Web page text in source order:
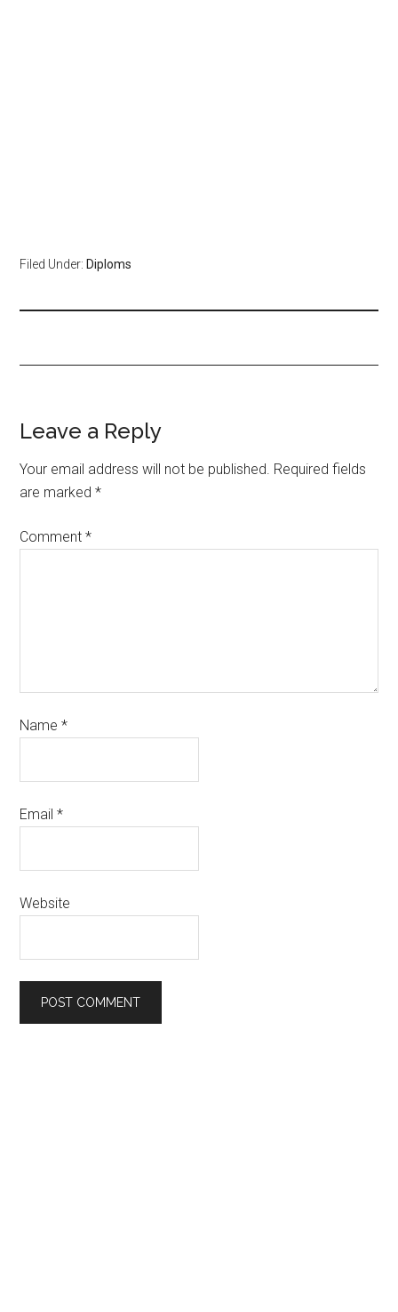
Filed Under: Diploms
Leave a Reply
Your email address will not be published. Required fields
are marked*
Comment*
Name*
Email*
Website